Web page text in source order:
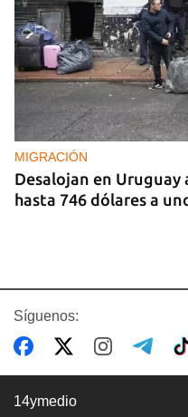
MIGRACIÓN
Desalojan en Uruguay
hasta 746 dólares a
Síguenos:
14ymedio